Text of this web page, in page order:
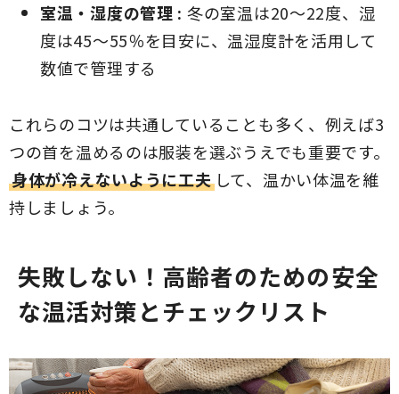
室温・湿度の管理 : 冬の室温は20〜22度、湿
度は45〜55％を目安に、温湿度計を活用して
数値で管理する
これらのコツは共通していることも多く、例えば3
つの首を温めるのは服装を選ぶうえでも重要です。
身体が冷えないように工夫して、温かい体温を維
持しましょう。
失敗しない！高齢者のための安全
な温活対策とチェックリスト